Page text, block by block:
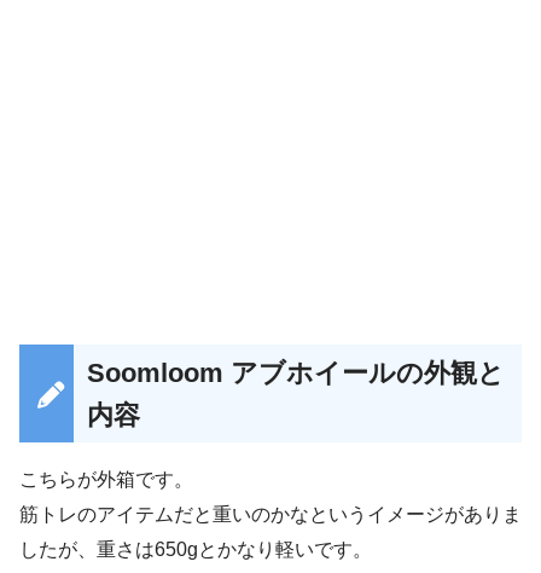
Soomloom アブホイールの外観と
内容
こちらが外箱です。
筋トレのアイテムだと重いのかなというイメージがありま
したが、重さは650gとかなり軽いです。